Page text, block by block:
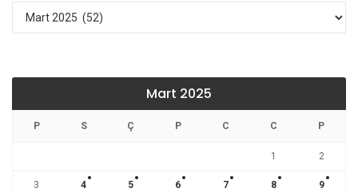
Arşivler
Mart 2025
P S Ç P C C P
1 2
3 4 5 6 7 8 9